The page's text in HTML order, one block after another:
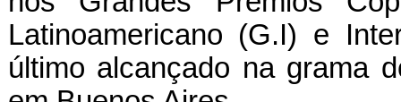
Latinoamericano (G.I) e
último alcançado na grama